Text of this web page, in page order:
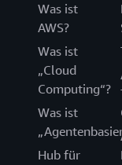
Was ist
AWS?
Was ist
„Cloud
Computing“?
Was ist
Hub für